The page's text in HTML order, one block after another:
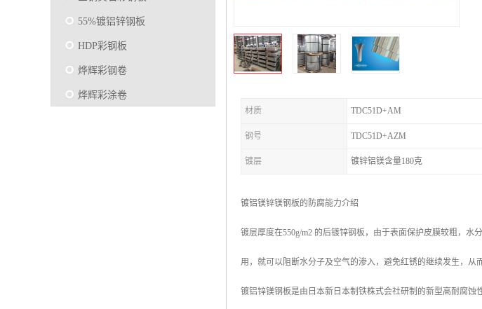
55%镀铝锌钢板
HDP彩钢板
烨辉彩钢卷
烨辉彩涂卷
材质 TDC51D+AM
钢号 TDC51D+AZM
镀层 镀锌铝镁含量180克
镀铝镁锌镁钢板的防腐能力介绍
镀层厚度在550g/m2 的后镀锌钢板，由于表面保护皮膜较粗，
用，就可以阻断水分子及空气的渗入，避免红锈的继续发生，从
镀铝锌镁钢板是由日本新日本制铁株式会社研制的新型高耐腐蚀